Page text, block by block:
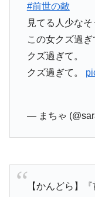
#前世の敵
見てる人少な
この女クズ過ぎ
クズ過ぎて。
クズ過ぎて。
— まちゃ
【かんどら】